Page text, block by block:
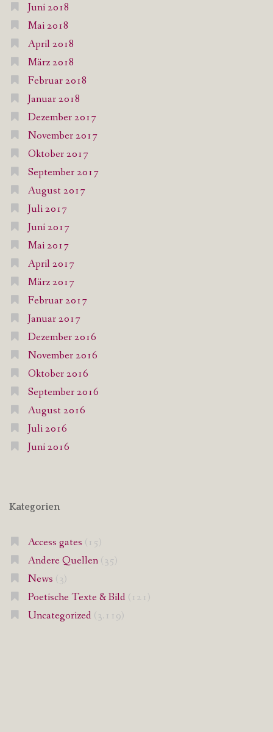
Juni 2018
Mai 2018
April 2018
März 2018
Februar 2018
Januar 2018
Dezember 2017
November 2017
Oktober 2017
September 2017
August 2017
Juli 2017
Juni 2017
Mai 2017
April 2017
März 2017
Februar 2017
Januar 2017
Dezember 2016
November 2016
Oktober 2016
September 2016
August 2016
Juli 2016
Juni 2016
Kategorien
Access gates (15)
Andere Quellen(35)
News (3)
Poetische Texte & Bild (121)
Uncategorized (3.119)